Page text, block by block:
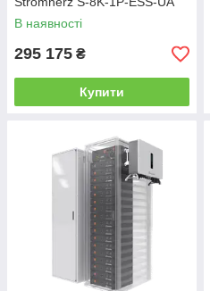
В наявності
295 175 ₴
Купити